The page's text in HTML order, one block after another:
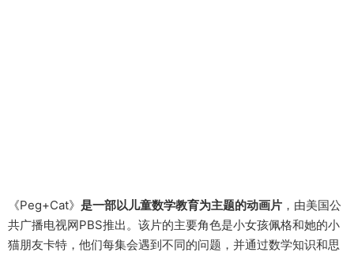
《Peg+Cat》 是一部以儿童数学教育为主题的动画片 ，由美国公
共广播电视网PBS推出。该片的主要角色是小女孩佩格和她的小
猫朋友卡特，他们每集会遇到不同的问题，并通过数学知识和思